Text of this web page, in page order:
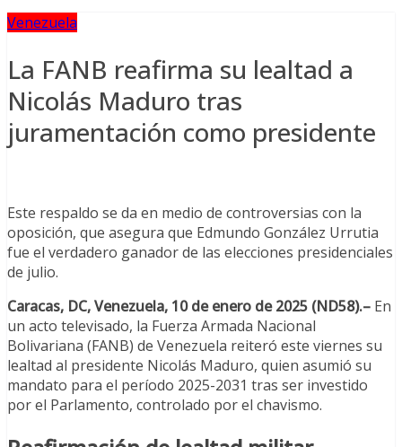
Venezuela
La FANB reafirma su lealtad a
Nicolás Maduro tras
juramentación como presidente
Este respaldo se da en medio de controversias con la
oposición, que asegura que Edmundo González Urrutia
fue el verdadero ganador de las elecciones presidenciales
de julio.
Caracas, DC, Venezuela, 10 de enero de 2025 (ND58).– En
un acto televisado, la Fuerza Armada Nacional
Bolivariana (FANB) de Venezuela reiteró este viernes su
lealtad al presidente Nicolás Maduro, quien asumió su
mandato para el período 2025-2031 tras ser investido
por el Parlamento, controlado por el chavismo.